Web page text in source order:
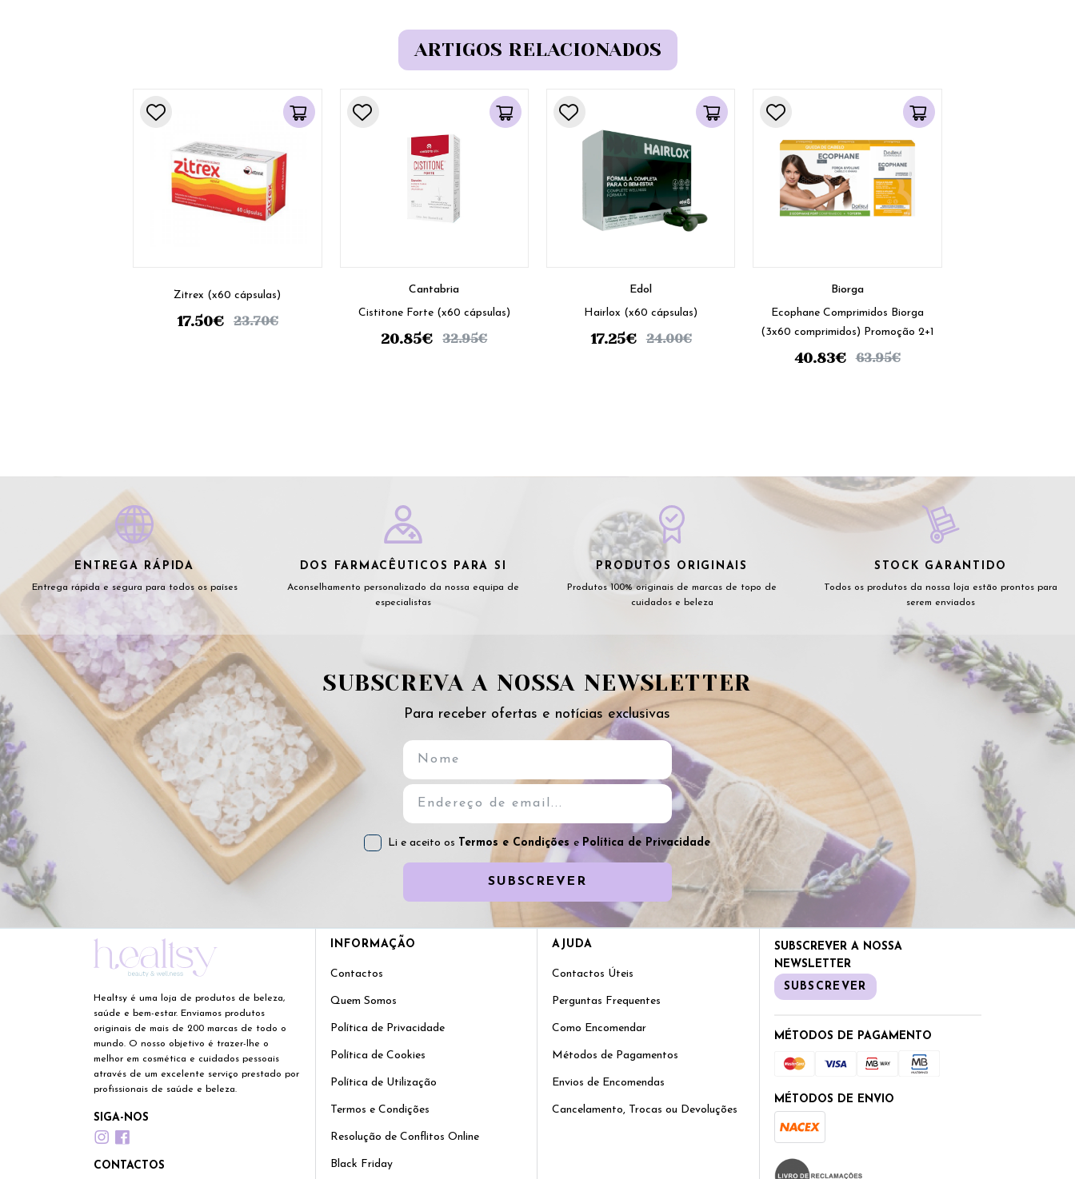
ARTIGOS RELACIONADOS
Zitrex (x60 cápsulas)
17.50€ 23.70€
Cantabria
Cistitone Forte (x60 cápsulas)
20.85€ 32.95€
Edol
Hairlox (x60 cápsulas)
17.25€ 24.00€
Biorga
Ecophane Comprimidos Biorga
(3x60 comprimidos) Promoção 2+1
40.83€ 63.95€
ENTREGA RÁPIDA
Entrega rápida e segura para todos os países
DOS FARMACÊUTICOS PARA SI
Aconselhamento personalizado da nossa equipa de
especialistas
PRODUTOS ORIGINAIS
Produtos 100% originais de marcas de topo de
cuidados e beleza
STOCK GARANTIDO
Todos os produtos da nossa loja estão prontos para
serem enviados
SUBSCREVA A NOSSA NEWSLETTER
Para receber ofertas e notícias exclusivas
Li e aceito os Termos e CondiçõesePolítica de Privacidade
SUBSCREVER
Healtsy é uma loja de produtos de beleza,
saúde e bem-estar. Enviamos produtos
originais de mais de 200 marcas de todo o
mundo. O nosso objetivo é trazer-lhe o
melhor em cosmética e cuidados pessoais
através de um excelente serviço prestado por
profissionais de saúde e beleza.
SIGA-NOS
CONTACTOS
INFORMAÇÃO
Contactos
Quem Somos
Política de Privacidade
Política de Cookies
Política de Utilização
Termos e Condições
Resolução de Conflitos Online
Black Friday
AJUDA
Contactos Úteis
Perguntas Frequentes
Como Encomendar
Métodos de Pagamentos
Envios de Encomendas
Cancelamento, Trocas ou Devoluções
SUBSCREVER A NOSSA
NEWSLETTER
SUBSCREVER
MÉTODOS DE PAGAMENTO
MÉTODOS DE ENVIO